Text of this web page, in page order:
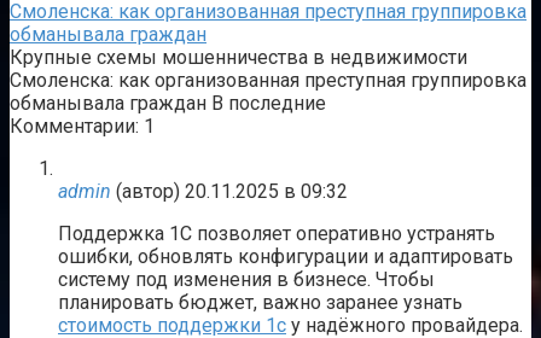
Смоленска: как организованная преступная группировка
обманывала граждан
Крупные схемы мошенничества в недвижимости
Смоленска: как организованная преступная группировка
обманывала граждан В последние
Комментарии: 1
admin (автор) 20.11.2025 в 09:32
Поддержка 1С позволяет оперативно устранять
ошибки, обновлять конфигурации и адаптировать
систему под изменения в бизнесе. Чтобы
планировать бюджет, важно заранее узнать
стоимость поддержки 1с у надёжного провайдера.